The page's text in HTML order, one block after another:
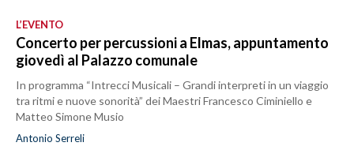
L’EVENTO
Concerto per percussioni a Elmas, appuntamento
giovedì al Palazzo comunale
In programma “Intrecci Musicali – Grandi interpreti in un viaggio
tra ritmi e nuove sonorità” dei Maestri Francesco Ciminiello e
Matteo Simone Musio
Antonio Serreli